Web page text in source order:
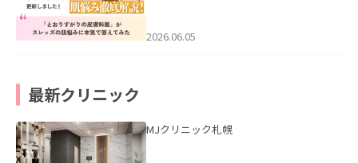
2026.06.05
最新クリニック
MJクリニック札幌